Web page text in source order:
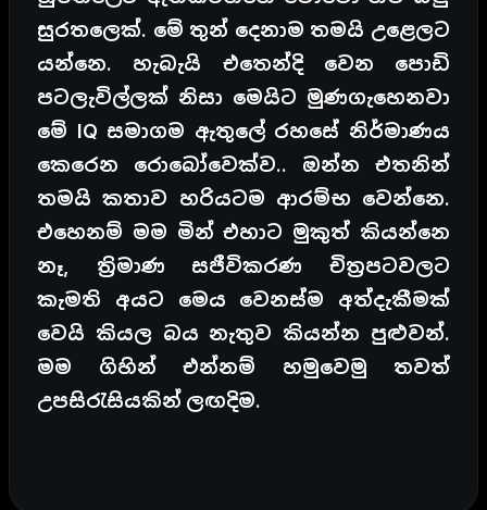
සුරතලෙක්. මේ තුන් දෙනාම තමයි උළෙලට
යන්නෙ. හැබැයි එතෙන්දි වෙන පොඩි
පටලැවිල්ලක් නිසා මෙයිට මුණගැහෙනවා
මේ IQ සමාගම ඇතුලේ රහසේ නිර්මාණය
කෙරෙන රොබෝවෙක්ව.. ඔන්න එතනින්
තමයි කතාව හරියටම ආරම්භ වෙන්නෙ.
එහෙනම් මම මින් එහාට මුකුත් කියන්නෙ
නෑ, ත්‍රිමාණ සජීවිකරණ චිත්‍රපටවලට
කැමති අයට මෙය වෙනස්ම අත්දැකීමක්
වෙයි කියල බය නැතුව කියන්න පුළුවන්.
මම ගිහින් එන්නම් හමුවෙමු තවත්
උපසිරැසියකින් ලඟදිම.